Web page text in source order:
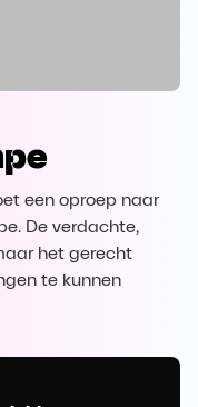
Download
Download
een oproep naar
De verdachte,
het gerecht
te kunnen